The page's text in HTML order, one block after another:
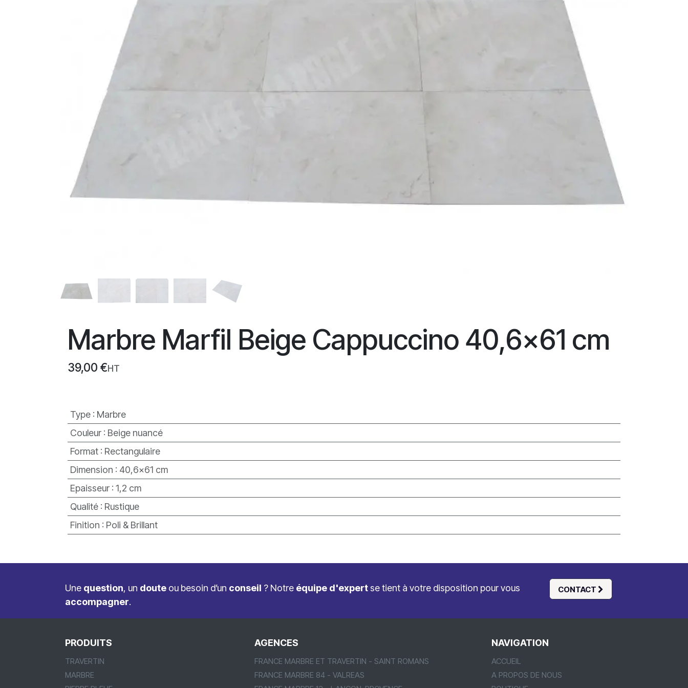
Marbre Marfil Beige Cappuccino 40,6x61 cm
39,00 €HT
Type: Marbre
Couleur: Beige nuancé
Format: Rectangulaire
Dimension : 40,6x61 cm
Epaisseur: 1,2 cm
Qualité: Rustique
Finition : Poli & Brillant
CONTACT
Une question, un doute ou besoin d’un conseil ? Notre équipe d'expert se tient à votre disposition pour vous
accompagner.
NAVIGATION
ACCUEIL
A PROPOS DE NOUS
PRODUITS
TRAVERTIN
MARBRE
AGENCES
FRANCE MARBRE ET TRAVERTIN - SAINT ROMANS
FRANCE MARBRE 84 - VALREAS